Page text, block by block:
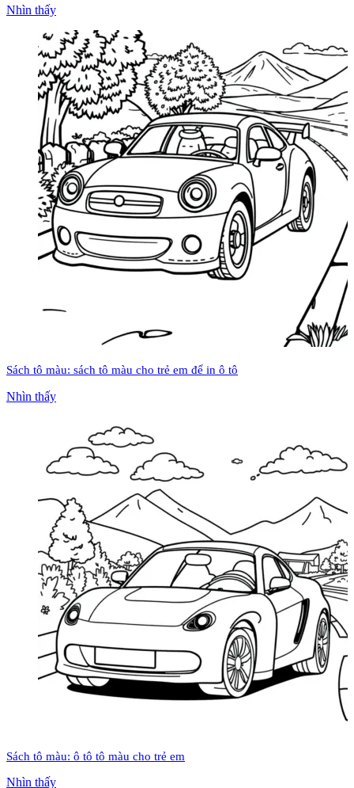
Nhìn thấy
Sách tô màu: sách tô màu cho trẻ em để in ô tô
Nhìn thấy
Sách tô màu: ô tô tô màu cho trẻ em
Nhìn thấy